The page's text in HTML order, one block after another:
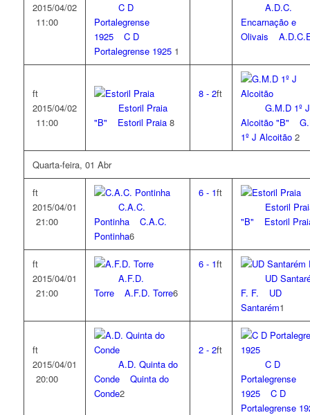
2015/04/02
11:00
C D
Portalegrense
1925
C D
Portalegrense 1925 1
A.D.C.
Encarnação e
Olivais
ft
2015/04/02
11:00
Estoril Praia
"B"
Estoril Praia 8
8- 2ft
G.M.D 1º J
Alcoitão "B"
1º J Alcoitão 2
Quarta-feira, 01 Abr
ft
2015/04/01
21:00
C.A.C.
Pontinha
C.A.C.
Pontinha6
6- 1ft
Estoril
"B"
Estoril
ft
2015/04/01
21:00
A.F.D.
Torre
A.F.D. Torre6
6- 1ft
UD
F. F.
UD
Santarém1
ft
2015/04/01
20:00
A.D. Quinta do
Conde
Quinta do
Conde2
2- 2ft
C D
Portalegrense
1925
C D
Portalegrense